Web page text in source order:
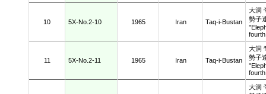
10 5X-No.2-10 1965 Iran Taq-i-Bustan
大洞
勢子
11 5X-No.2-11 1965 Iran Taq-i-Bustan
大洞
勢子
大洞